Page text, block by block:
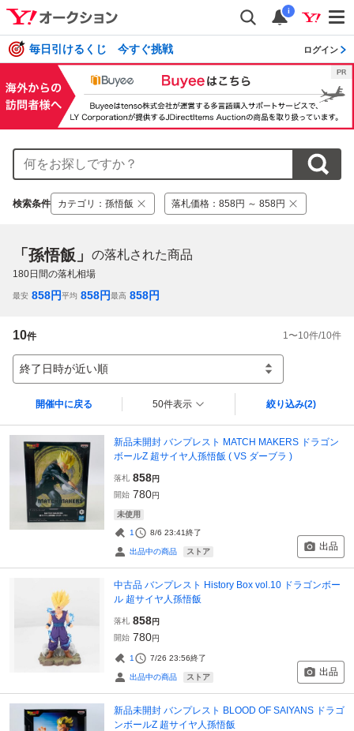
i
毎日引けるくじ 今すぐ挑戦 ログイン
検索条件 カテゴリ ： 孫悟飯 落札価格 ： 858円 ～ 858円
「孫悟飯」 の落札された商品
180日間の落札相場
最安 858円平均 858円最高 858円
10件 1 〜10件/10件
終了日時が近い順
開催中に戻る 50件表示 絞り込み(2)
新品未開封 バンプレスト MATCH MAKERS ドラゴン
ボールZ 超サイヤ人孫悟飯 ( VS ダーブラ )
落札 858円
開始 780円
未使用
1 8/6 23:41終了
出品中の商品 ストア 出品
中古品 バンプレスト History Box vol.10 ドラゴンボー
ル 超サイヤ人孫悟飯
落札 858円
開始 780円
1 7/26 23:56終了
出品中の商品 ストア 出品
新品未開封 バンプレスト BLOOD OF SAIYANS ドラゴ
ンボールZ 超サイヤ人孫悟飯